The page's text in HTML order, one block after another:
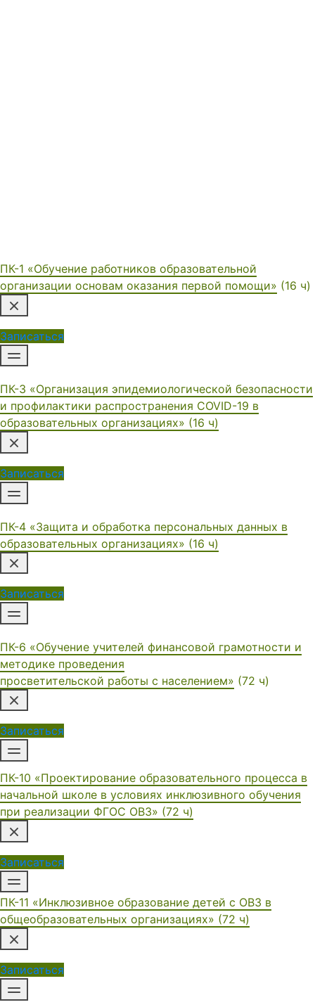
ПК-1 «Обучение работников образовательной
организации основам оказания первой помощи» (16 ч)
Записаться
ПК-3 «Организация эпидемиологической безопасности
и профилактики распространения COVID-19 в
образовательных организациях» (16 ч)
Записаться
ПК-4 «Защита и обработка персональных данных в
образовательных организациях» (16 ч)
Записаться
ПК-6 «Обучение учителей финансовой грамотности и
методике проведения
просветительской работы с населением» (72 ч)
Записаться
ПК-10 «Проектирование образовательного процесса в
начальной школе в условиях инклюзивного обучения
при реализации ФГОС ОВЗ» (72 ч)
Записаться
ПК-11 «Инклюзивное образование детей с ОВЗ в
общеобразовательных организациях» (72 ч)
Записаться